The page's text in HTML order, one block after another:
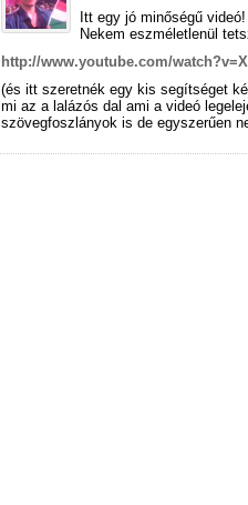
Itt egy jó minőségű
Nekem eszméletlenül
http://www.youtube.com/
(és itt szeretnék egy kis segítséget
mi az a lalázós dal ami a videó
szövegfoszlányok is de egyszerűen